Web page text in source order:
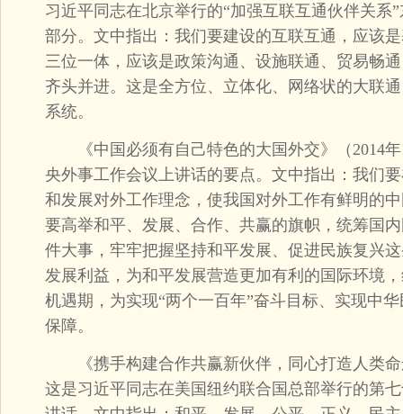
习近平同志在北京举行的“加强互联互通伙伴关系
部分。文中指出：我们要建设的互联互通，应该
三位一体，应该是政策沟通、设施联通、贸易畅
齐头并进。这是全方位、立体化、网络状的大联
系统。
《中国必须有自己特色的大国外交》（2014年
央外事工作会议上讲话的要点。文中指出：我们
和发展对外工作理念，使我国对外工作有鲜明的
要高举和平、发展、合作、共赢的旗帜，统筹国
件大事，牢牢把握坚持和平发展、促进民族复兴
发展利益，为和平发展营造更加有利的国际环境
机遇期，为实现“两个一百年”奋斗目标、实现中
保障。
《携手构建合作共赢新伙伴，同心打造人类命
这是习近平同志在美国纽约联合国总部举行的第